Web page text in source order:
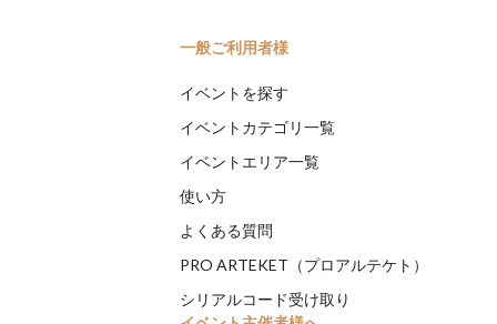
一般ご利用者様
イベントを探す
イベントカテゴリ一覧
イベントエリア一覧
使い方
よくある質問
PRO ARTEKET（プロアルテケト）
シリアルコード受け取り